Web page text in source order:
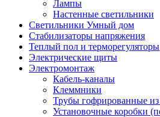
Лампы
Настенные светильники
Светильники Умный дом
Стабилизаторы напряжения
Теплый пол и терморегуляторы
Электрические щиты
Электромонтаж
Кабель-каналы
Клеммники
Трубы гофрированные
Установочные коробки